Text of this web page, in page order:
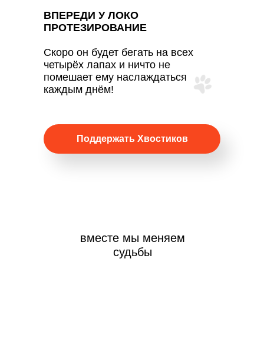
Поддержать Хвостиков
ВПЕРЕДИ У ЛОКО
ПРОТЕЗИРОВАНИЕ
Скоро он будет бегать на всех
четырёх лапах и ничто не
помешает ему наслаждаться
каждым днём!
вместе мы меняем
судьбы